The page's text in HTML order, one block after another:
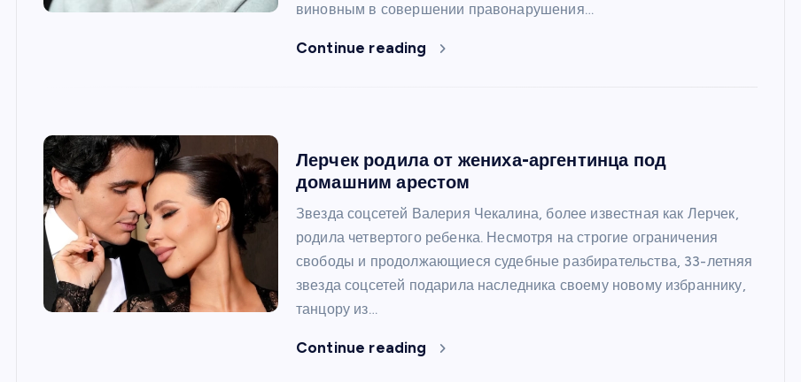
виновным в совершении правонарушения…
Continue reading
Лерчек родила от жениха-аргентинца под
домашним арестом
Звезда соцсетей Валерия Чекалина, более известная как Лерчек,
родила четвертого ребенка. Несмотря на строгие ограничения
свободы и продолжающиеся судебные разбирательства, 33-летняя
звезда соцсетей подарила наследника своему новому избраннику,
танцору из…
Continue reading